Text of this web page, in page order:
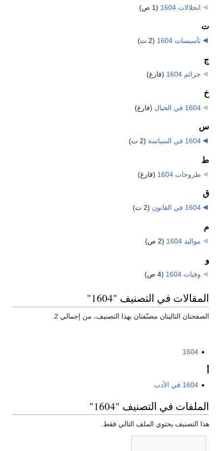
انحلالات 1604
(1 ص)
ت
تأسيسات 1604 (2 ت)
ج
جرائم 1604 (فارغ)
خ
1604 في الخيال (فارغ)
س
1604 في السياسة (2 ت)
ط
طروحات 1604 (فارغ)
ق
1604 في القانون (2 ت)
م
مواليد 1604 (2 ص)
و
وفيات 1604 (4 ص)
المقالات في التصنيف "1604"
الصفحتان التاليتان مصنّفتان بهذا التصنيف، من إجمالي 2.
1604
1604 في الأدب
الملفات في التصنيف "1604"
هذا التصنيف يحتوي الملف التالي فقط.